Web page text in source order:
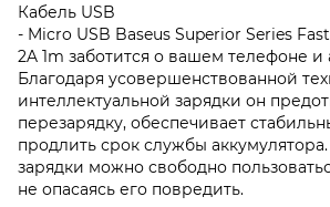
Кабель USB
- Micro USB Baseus Superior Series
2A 1m заботится о вашем телефоне и
Благодаря усовершенствованной
интеллектуальной зарядки он
перезарядку, обеспечивает
продлить срок службы
зарядки можно свободно
не опасаясь его повредить.